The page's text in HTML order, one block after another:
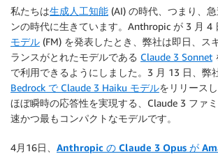
私たちは生成人工知能 (AI) の時代、つまり、
ンの時代に生きています。Anthropic が 3 月 4
モデル (FM) を発表したとき、弊社は即日、ス
ランスがとれたモデルである Claude 3 Sonnet
で利用できるようにしました。3 月 13 日、弊
Bedrock で Claude 3 Haiku モデルをリリース
ほぼ瞬時の応答性を実現する、Claude 3 ファ
速かつ最もコンパクトなモデルです。
4月16日、 Anthropic の Claude 3 Opus が